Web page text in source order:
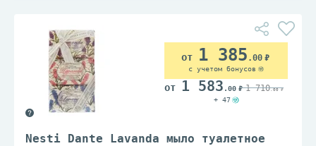
Nesti Dante Lavanda мыло туалетное
1 385 .00
с учетом бонусов
1 583 .00 1 710.00
+ 47